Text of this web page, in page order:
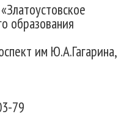
образования
им Ю.А.Гагарина,
79